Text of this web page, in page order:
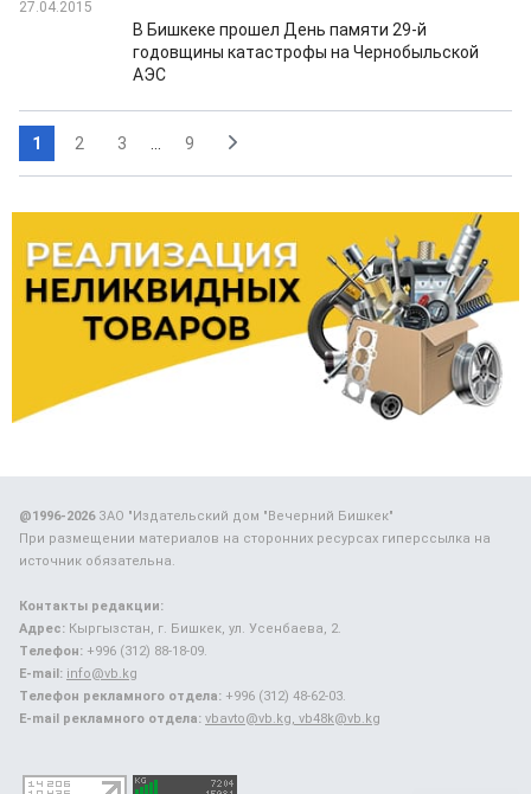
27.04.2015
В Бишкеке прошел День памяти 29-й
годовщины катастрофы на Чернобыльской
АЭС
1 2 3 9
@1996-2026ЗАО "Издательский дом "Вечерний Бишкек"
При размещении материалов на сторонних ресурсах гиперссылка на
источник обязательна.
Контакты редакции:
Адрес: Кыргызстан, г. Бишкек, ул. Усенбаева, 2.
Телефон: +996 (312) 88-18-09.
E-mail: info@vb.kg
Телефон рекламного отдела: +996 (312) 48-62-03.
E-mail рекламного отдела: vbavto@vb.kg, vb48k@vb.kg